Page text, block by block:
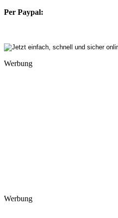
Per Paypal:
Werbung
Werbung